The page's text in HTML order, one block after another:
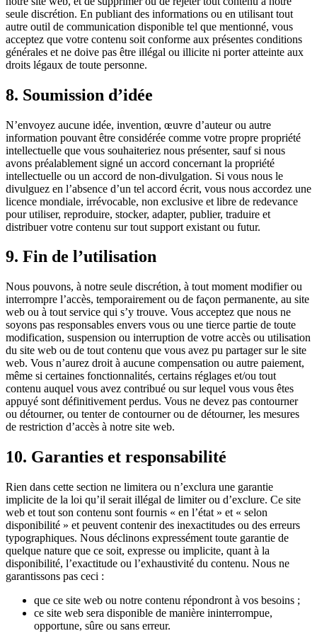
seule discrétion. En publiant des informations ou en utilisant tout
autre outil de communication disponible tel que mentionné, vous
acceptez que votre contenu soit conforme aux présentes conditions
générales et ne doive pas être illégal ou illicite ni porter atteinte aux
droits légaux de toute personne.
8. Soumission d’idée
N’envoyez aucune idée, invention, œuvre d’auteur ou autre
information pouvant être considérée comme votre propre propriété
intellectuelle que vous souhaiteriez nous présenter, sauf si nous
avons préalablement signé un accord concernant la propriété
intellectuelle ou un accord de non-divulgation. Si vous nous le
divulguez en l’absence d’un tel accord écrit, vous nous accordez une
licence mondiale, irrévocable, non exclusive et libre de redevance
pour utiliser, reproduire, stocker, adapter, publier, traduire et
distribuer votre contenu sur tout support existant ou futur.
9. Fin de l’utilisation
Nous pouvons, à notre seule discrétion, à tout moment modifier ou
interrompre l’accès, temporairement ou de façon permanente, au site
web ou à tout service qui s’y trouve. Vous acceptez que nous ne
soyons pas responsables envers vous ou une tierce partie de toute
modification, suspension ou interruption de votre accès ou utilisation
du site web ou de tout contenu que vous avez pu partager sur le site
web. Vous n’aurez droit à aucune compensation ou autre paiement,
même si certaines fonctionnalités, certains réglages et/ou tout
contenu auquel vous avez contribué ou sur lequel vous vous êtes
appuyé sont définitivement perdus. Vous ne devez pas contourner
ou détourner, ou tenter de contourner ou de détourner, les mesures
de restriction d’accès à notre site web.
10. Garanties et responsabilité
Rien dans cette section ne limitera ou n’exclura une garantie
implicite de la loi qu’il serait illégal de limiter ou d’exclure. Ce site
web et tout son contenu sont fournis « en l’état » et « selon
disponibilité » et peuvent contenir des inexactitudes ou des erreurs
typographiques. Nous déclinons expressément toute garantie de
quelque nature que ce soit, expresse ou implicite, quant à la
disponibilité, l’exactitude ou l’exhaustivité du contenu. Nous ne
garantissons pas ceci :
que ce site web ou notre contenu répondront à vos besoins ;
ce site web sera disponible de manière ininterrompue,
opportune, sûre ou sans erreur.